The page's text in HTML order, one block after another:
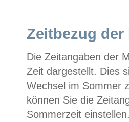
Zeitbezug der
Die Zeitangaben der
Zeit dargestellt. Dies
Wechsel im Sommer
können Sie die
Sommerzeit